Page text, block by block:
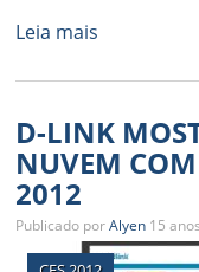
Leia mais
D-LINK
NUVEM
2012
Publicado porAlyen 15